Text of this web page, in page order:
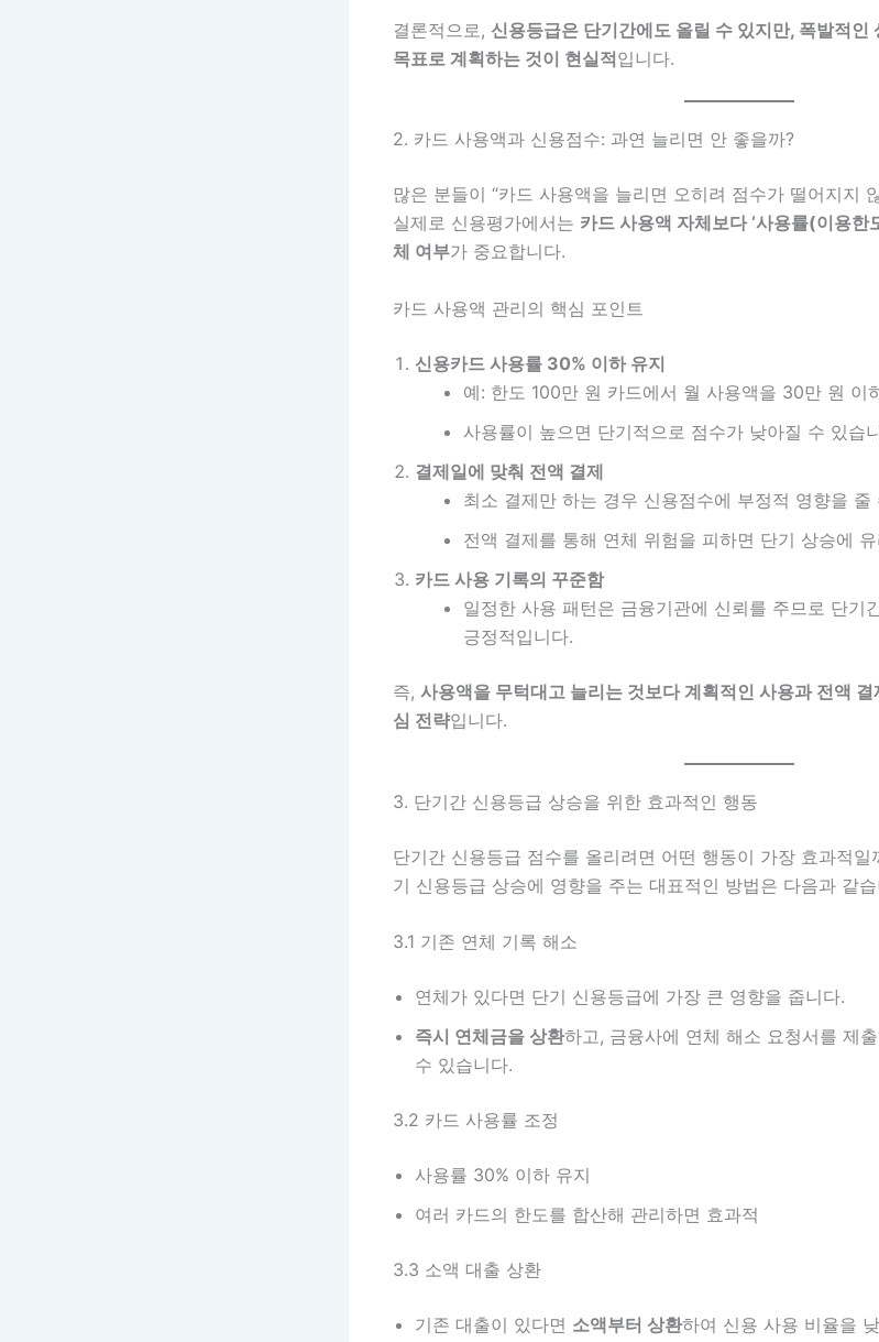
결론적으로, 신용등급은 단기간에도 올릴 수 있지만, 폭발적인
목표로 계획하는 것이 현실적입니다.
2. 카드 사용액과 신용점수: 과연 늘리면 안 좋을까?
많은 분들이 “카드 사용액을 늘리면 오히려 점수가 떨어지지
실제로 신용평가에서는 카드 사용액 자체보다 ‘사용률(이용한
체 여부가 중요합니다.
카드 사용액 관리의 핵심 포인트
신용카드 사용률 30% 이하 유지
예: 한도 100만 원 카드에서 월 사용액을 30만 원 이
사용률이 높으면 단기적으로 점수가 낮아질 수 있습
결제일에 맞춰 전액 결제
최소 결제만 하는 경우 신용점수에 부정적 영향을 줄
전액 결제를 통해 연체 위험을 피하면 단기 상승에
카드 사용 기록의 꾸준함
일정한 사용 패턴은 금융기관에 신뢰를 주므로 단기
긍정적입니다.
즉, 사용액을 무턱대고 늘리는 것보다 계획적인 사용과 전액
심 전략입니다.
3. 단기간 신용등급 상승을 위한 효과적인 행동
단기간 신용등급 점수를 올리려면 어떤 행동이 가장 효과적
기 신용등급 상승에 영향을 주는 대표적인 방법은 다음과 같
3.1 기존 연체 기록 해소
연체가 있다면 단기 신용등급에 가장 큰 영향을 줍니다.
즉시 연체금을 상환하고, 금융사에 연체 해소 요청서를 제
수 있습니다.
3.2 카드 사용률 조정
사용률 30% 이하 유지
여러 카드의 한도를 합산해 관리하면 효과적
3.3 소액 대출 상환
기존 대출이 있다면 소액부터 상환하여 신용 사용 비율을